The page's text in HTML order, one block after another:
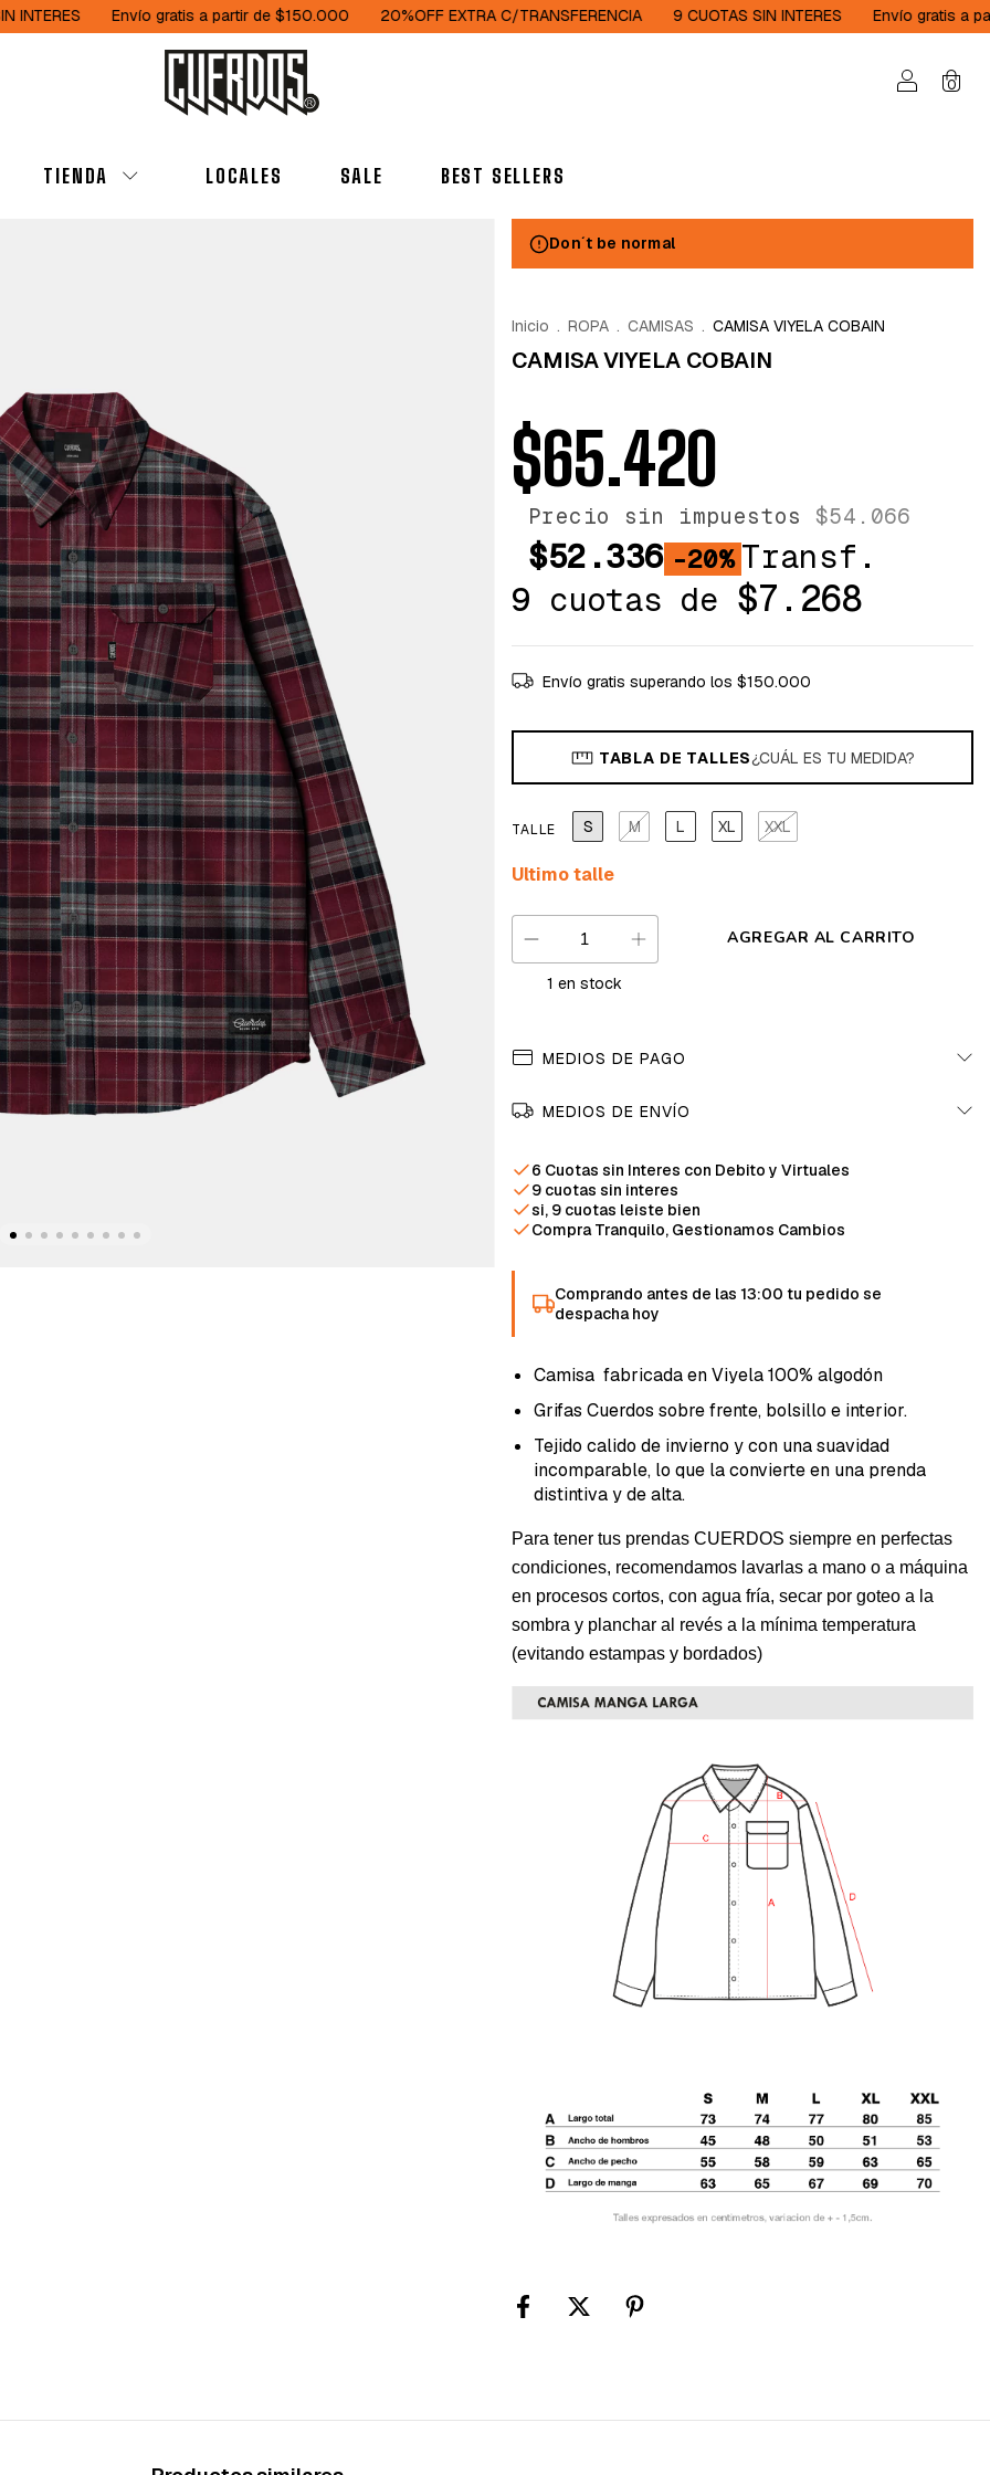
Envío gratis a partir de $150.000 20%OFF EXTRA C/TRANSFERENCIA 9 CUOTAS SIN INTERES Envío gratis a partir de
0
TIENDA LOCALES SALE BEST SELLERS
Don´t be normal
Inicio . ROPA . CAMISAS . CAMISA VIYELA COBAIN
CAMISA VIYELA COBAIN
$65.420
9 cuotas de $7.268
Precio sin impuestos $54.066
$52.336 -20% Transf.
Envío gratis superando los $150.000
TABLA DE TALLES¿CUÁL ES TU MEDIDA?
TALLE S M L XL XXL
Ultimo talle
1 en stock
MEDIOS DE PAGO
MEDIOS DE ENVÍO
6 Cuotas sin Interes con Debito y Virtuales
9 cuotas sin interes
si, 9 cuotas leiste bien
Compra Tranquilo, Gestionamos Cambios
Comprando antes de las 13:00 tu pedido se
despacha hoy
Camisa fabricada en Viyela 100% algodón
Grifas Cuerdos sobre frente, bolsillo e interior.
Tejido calido de invierno y con una suavidad
incomparable, lo que la convierte en una prenda
distintiva y de alta.
Para tener tus prendas CUERDOS siempre en perfectas
condiciones, recomendamos lavarlas a mano o a máquina
en procesos cortos, con agua fría, secar por goteo a la
sombra y planchar al revés a la mínima temperatura
(evitando estampas y bordados)